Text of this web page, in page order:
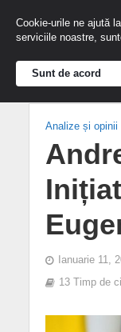
Analize și opinii
Ianuarie 11,
13 Timp de
Cookie-urile ne ajută
serviciile noastre,
Sunt de acord